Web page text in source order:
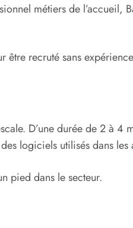
métiers de
être recruté sans
D’une durée de 2 à
logiciels utilisés dans
pied dans le secteur.